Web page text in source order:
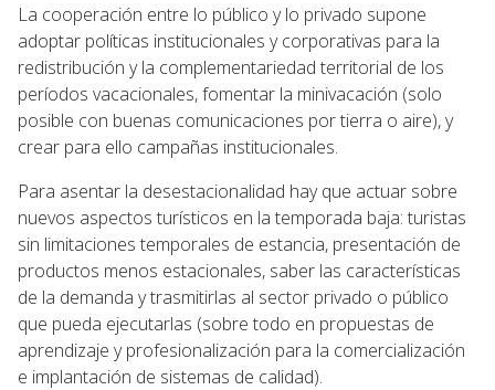
La cooperación entre lo público y lo privado supone
adoptar políticas institucionales y corporativas para la
redistribución y la complementariedad territorial de los
períodos vacacionales, fomentar la minivacación (solo
posible con buenas comunicaciones por tierra o aire), y
crear para ello campañas institucionales.
Para asentar la desestacionalidad hay que actuar sobre
nuevos aspectos turísticos en la temporada baja: turistas
sin limitaciones temporales de estancia, presentación de
productos menos estacionales, saber las características
de la demanda y trasmitirlas al sector privado o público
que pueda ejecutarlas (sobre todo en propuestas de
aprendizaje y profesionalización para la comercialización
e implantación de sistemas de calidad).